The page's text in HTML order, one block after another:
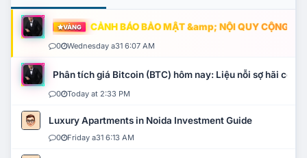
VÀNG CẢNH BÁO BẢO MẬT &amp; NỘI QUY CỘNG
0 Wednesday a31 6:07 AM
Phân tích giá Bitcoin (BTC) hôm nay: Liệu nỗi sợ hãi có
0 Today at 2:33 PM
Luxury Apartments in Noida Investment Guide
0 Friday a31 6:13 AM